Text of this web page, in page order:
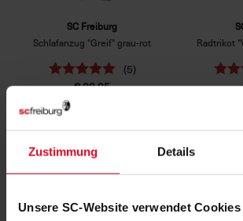
Zustimmung Details
Unsere SC-Website verwendet Cookies
SC Freiburg
Schlafanzug "Greif" grau-rot
(5)
€ 39,95
Radtrikot